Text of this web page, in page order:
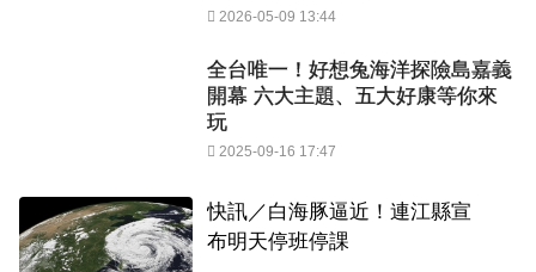
2026-05-09 13:44
全台唯一！好想兔海洋探險島嘉義
開幕 六大主題、五大好康等你來
玩
2025-09-16 17:47
快訊／白海豚逼近！連江縣宣
布明天停班停課